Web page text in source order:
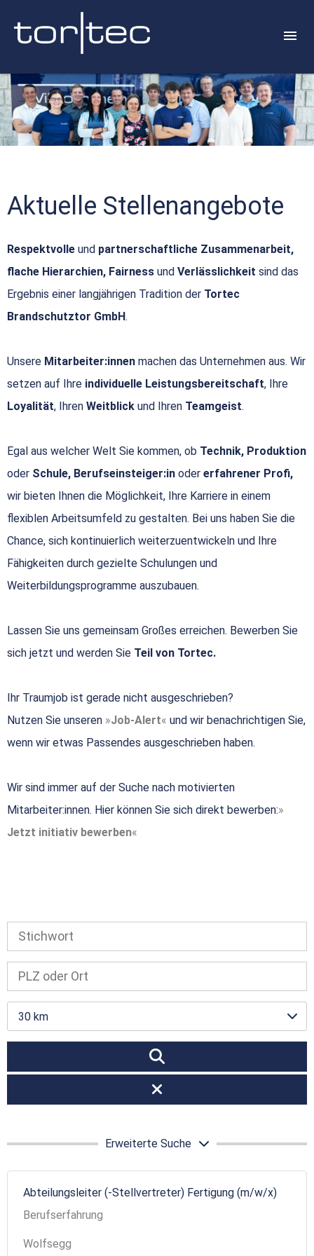
Aktuelle Stellenangebote
Respektvolle und partnerschaftliche Zusammenarbeit,
flache Hierarchien, Fairness und Verlässlichkeit sind das
Ergebnis einer langjährigen Tradition der Tortec
Brandschutztor GmbH.
Unsere Mitarbeiter:innen machen das Unternehmen aus. Wir
setzen auf Ihre individuelle Leistungsbereitschaft, Ihre
Loyalität, Ihren Weitblick und Ihren Teamgeist.
Egal aus welcher Welt Sie kommen, ob Technik, Produktion
oder Schule, Berufseinsteiger:in oder erfahrener Profi,
wir bieten Ihnen die Möglichkeit, Ihre Karriere in einem
flexiblen Arbeitsumfeld zu gestalten. Bei uns haben Sie die
Chance, sich kontinuierlich weiterzuentwickeln und Ihre
Fähigkeiten durch gezielte Schulungen und
Weiterbildungsprogramme auszubauen.
Lassen Sie uns gemeinsam Großes erreichen. Bewerben Sie
sich jetzt und werden Sie Teil von Tortec.
Ihr Traumjob ist gerade nicht ausgeschrieben?
Nutzen Sie unseren
Job-Alert
und wir benachrichtigen Sie,
wenn wir etwas Passendes ausgeschrieben haben.
Wir sind immer auf der Suche nach motivierten
Mitarbeiter:innen. Hier können Sie sich direkt bewerben:
Jetzt initiativ bewerben
30 km
Erweiterte Suche
Abteilungsleiter (-Stellvertreter) Fertigung (m/w/x)
Berufserfahrung
Wolfsegg